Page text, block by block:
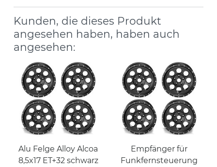
Kunden, die dieses Produkt
angesehen haben, haben auch
angesehen:
Alu Felge Alloy Alcoa
8,5x17 ET+32 schwarz
Empfänger für
Funkfernsteuerung